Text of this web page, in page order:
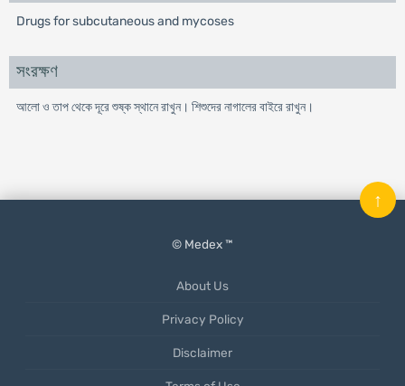
Drugs for subcutaneous and mycoses
সংরক্ষণ
আলো ও তাপ থেকে দূরে শুষ্ক স্থানে রাখুন। শিশুদের নাগালের বাইরে রাখুন।
© Medex ™
About Us
Privacy Policy
Disclaimer
↑